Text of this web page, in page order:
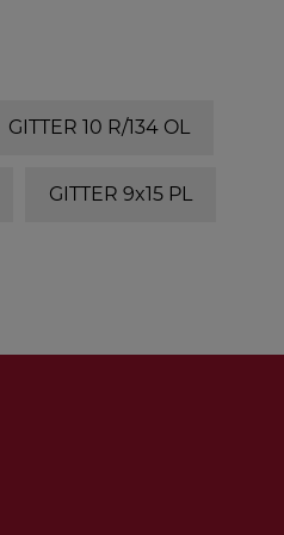
GITTER 10 R/134 OL
GITTER 9x15 PL